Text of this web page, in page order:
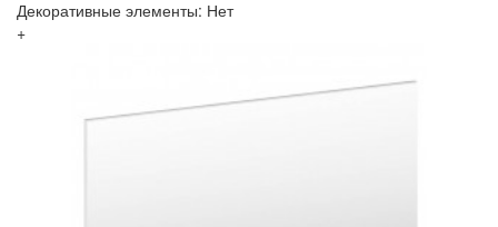
Декоративные элементы: Нет
+